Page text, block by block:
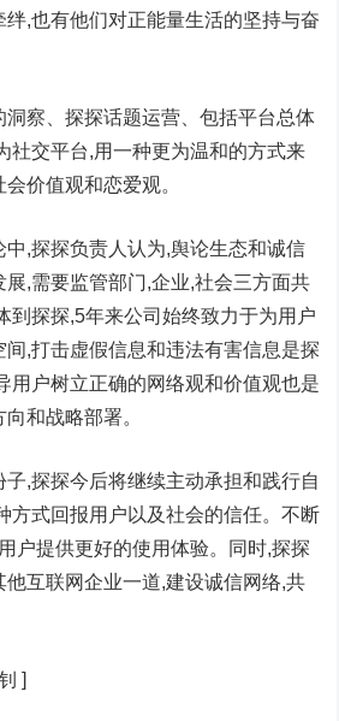
,也有他们对正能量生活的坚持与奋
察、探探话题运营、包括平台总体
社交平台,用一种更为温和的方式来
价值观和恋爱观。
,探探负责人认为,舆论生态和诚信
展,需要监管部门,企业,社会三方面共
到探探,5年来公司始终致力于为用户
,打击虚假信息和违法有害信息是探
用户树立正确的网络观和价值观也是
和战略部署。
,探探今后将继续主动承担和践行自
方式回报用户以及社会的信任。不断
户提供更好的使用体验。同时,探探
互联网企业一道,建设诚信网络,共
]